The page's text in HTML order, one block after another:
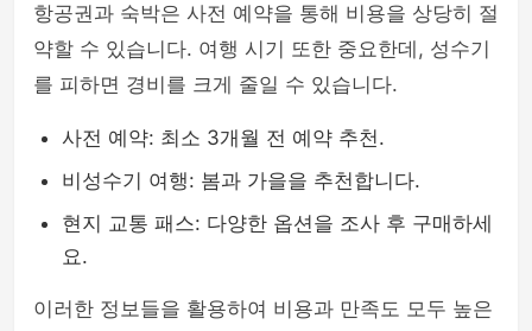
항공권과 숙박은 사전 예약을 통해 비용을 상당히 절
약할 수 있습니다. 여행 시기 또한 중요한데, 성수기
를 피하면 경비를 크게 줄일 수 있습니다.
사전 예약: 최소 3개월 전 예약 추천.
비성수기 여행: 봄과 가을을 추천합니다.
현지 교통 패스: 다양한 옵션을 조사 후 구매하세
요.
이러한 정보들을 활용하여 비용과 만족도 모두 높은